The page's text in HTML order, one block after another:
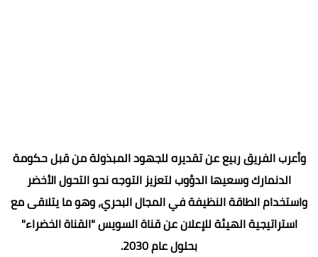
وأعرب الفريق ربيع عن تقديره للجهود المبذولة من قبل حكومة
الدنمارك وسعيها الدؤوب لتعزيز التوجه نحو التحول الأخضر
واستخدام الطاقة النظيفة في المجال البحري، وهو ما يتلاقى مع
استراتيجية الهيئة للإعلان عن قناة السويس "القناة الخضراء"
بحلول عام 2030.